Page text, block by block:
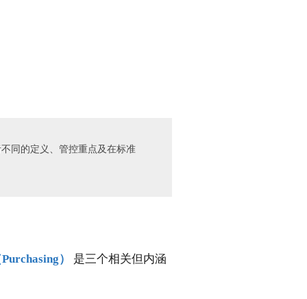
）
是三个相关但内涵
同的定义、管控重点及在标准